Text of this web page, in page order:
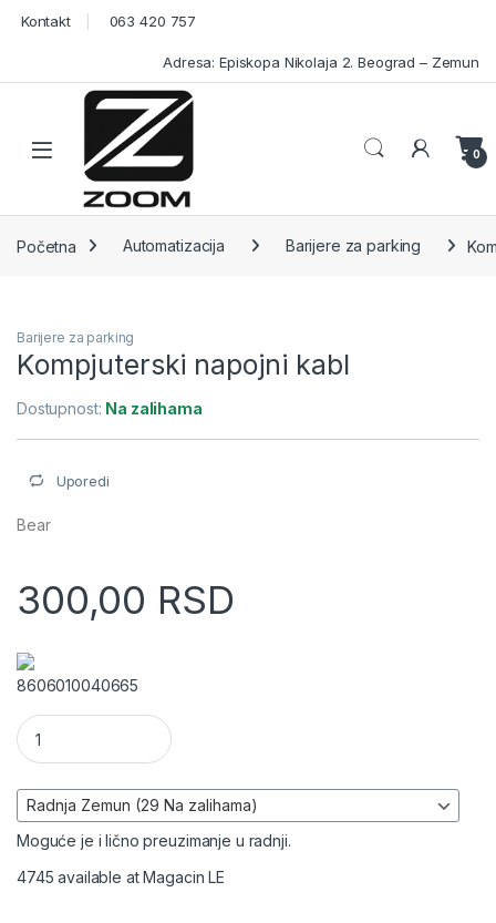
Skip to navigation
Skip to content
Kontakt 063 420 757
Adresa: Episkopa Nikolaja 2. Beograd – Zemun
Open 0
Početna Automatizacija Barijere za parking
Barijere za parking
Kompjuterski napojni kabl
Dostupnost: Na zalihama
Uporedi
Bear
300,00 RSD
8606010040665
Kompjuterski napojni kabl količina
Moguće je i lično preuzimanje u radnji.
4745 available at Magacin LE